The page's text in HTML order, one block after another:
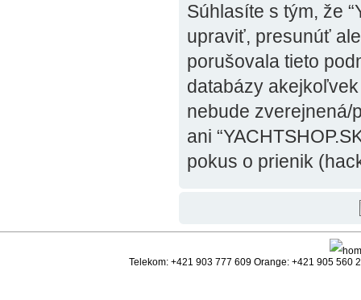
Súhlasíte s tým, že
upraviť, presunúť
porušovala tieto
databázy
nebude zverejnená/
ani
pokus o prienik
Telekom: +421 903 777 609 Orange: +421 905 560